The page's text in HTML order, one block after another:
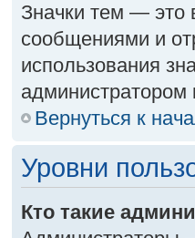
Значки тем — это
сообщениями и
использования
Вернуться к
Уровни
Кто такие